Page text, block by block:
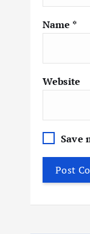
Name *
Website
Save